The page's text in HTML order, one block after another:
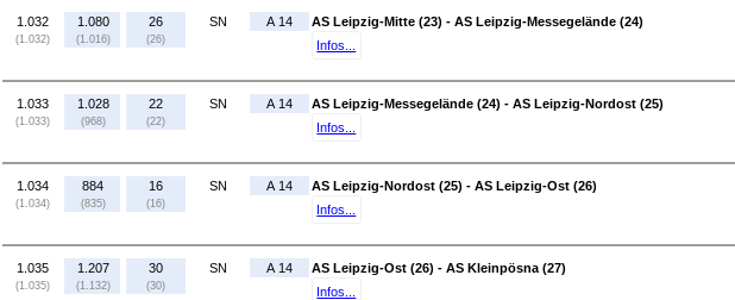
1.032
(1.032)
1.080
(1.016)
26
(26)
SN A 14
AS Leipzig-Mitte (23) - AS Leipzig-Messegelände (24)
Infos...
1.033
(1.033)
1.028
(968)
22
(22)
SN A 14
AS Leipzig-Messegelände (24) - AS Leipzig-Nordost (25)
Infos...
1.034
(1.034)
884
(835)
16
(16)
SN A 14
AS Leipzig-Nordost (25) - AS Leipzig-Ost (26)
Infos...
1.035
(1.035)
1.207
(1.132)
30
(30)
SN A 14
AS Leipzig-Ost (26) - AS Kleinpösna (27)
Infos...